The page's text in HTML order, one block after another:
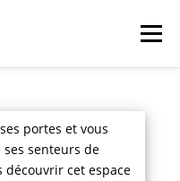
Menu
VALLÉE
portes et vous
ses senteurs de
cet espace